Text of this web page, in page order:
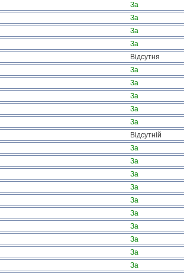
За
За
За
За
Відсутня
За
За
За
За
За
Відсутній
За
За
За
За
За
За
За
За
За
За